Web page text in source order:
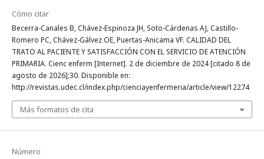
Cómo citar
Becerra-Canales B, Chávez-Espinoza JH, Soto-Cárdenas AJ, Castillo-
Romero PC, Chávez-Gálvez OE, Puertas-Anicama VF. CALIDAD DEL
TRATO AL PACIENTE Y SATISFACCIÓN CON EL SERVICIO DE ATENCIÓN
PRIMARIA. Cienc enferm [Internet]. 2 de diciembre de 2024 [citado 8 de
agosto de 2026];30. Disponible en:
http://revistas.udec.cl/index.php/cienciayenfermeria/article/view/12274
Más formatos de cita
Número